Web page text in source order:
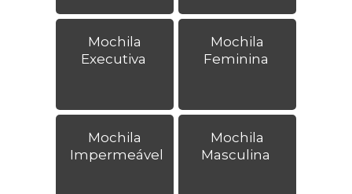
Mochila
Executiva
Mochila
Feminina
Mochila
Impermeável
Mochila
Masculina